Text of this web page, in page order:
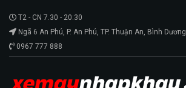
T2 - CN 7.30 - 20:30
Ngã 6 An Phú, P. An Phú, TP. Thuận An, Bình Dương
0967 777 888